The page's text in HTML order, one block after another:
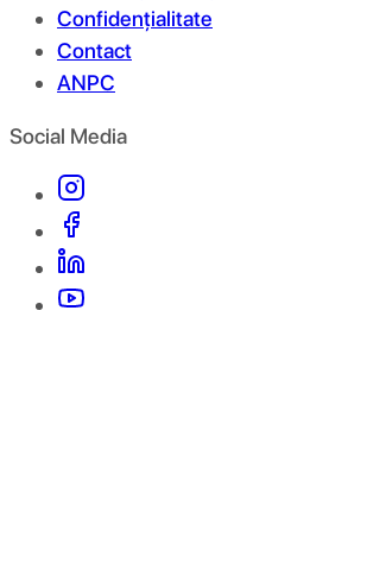
Confidențialitate
Contact
ANPC
Social Media